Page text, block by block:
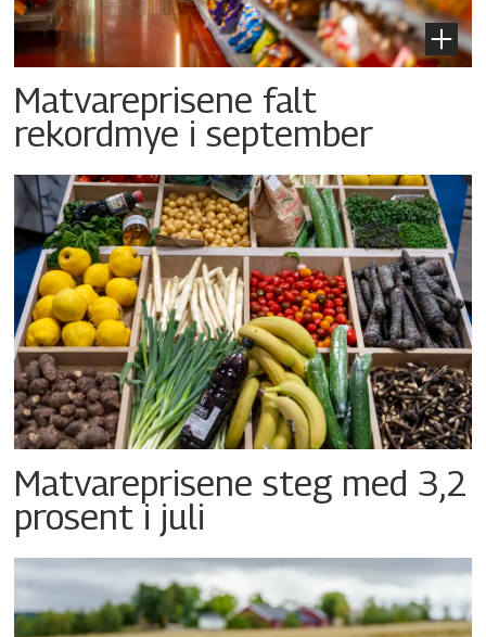
Matvareprisene falt
rekordmye i september
Matvareprisene steg med 3,2
prosent i juli